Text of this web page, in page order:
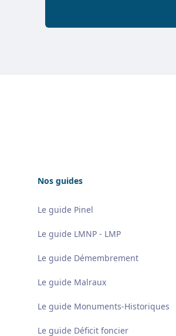
Nos guides
Le guide Pinel
Le guide LMNP - LMP
Le guide Démembrement
Le guide Malraux
Le guide Monuments-Historiques
Le guide Déficit foncier